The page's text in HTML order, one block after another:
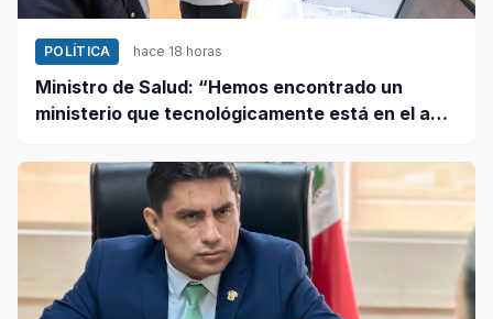
POLÍTICA hace 18 horas
Ministro de Salud: “Hemos encontrado un
ministerio que tecnológicamente está en el año